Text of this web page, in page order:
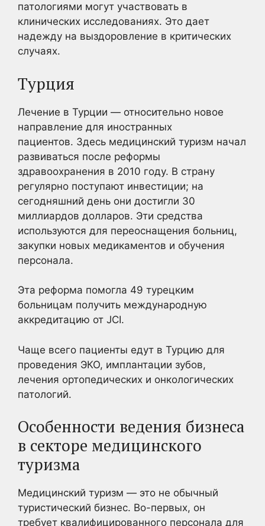
патологиями могут участвовать в
клинических исследованиях. Это дает
надежду на выздоровление в критических
случаях.
Турция
Лечение в Турции — относительно новое
направление для иностранных
пациентов. Здесь медицинский туризм начал
развиваться после реформы
здравоохранения в 2010 году. В страну
регулярно поступают инвестиции; на
сегодняшний день они достигли 30
миллиардов долларов. Эти средства
используются для переоснащения больниц,
закупки новых медикаментов и обучения
персонала.
Эта реформа помогла 49 турецким
больницам получить международную
аккредитацию от JCI.
Чаще всего пациенты едут в Турцию для
проведения ЭКО, имплантации зубов,
лечения ортопедических и онкологических
патологий.
Особенности ведения бизнеса
в секторе медицинского
туризма
Медицинский туризм — это не обычный
туристический бизнес. Во-первых, он
требует квалифицированного персонала для